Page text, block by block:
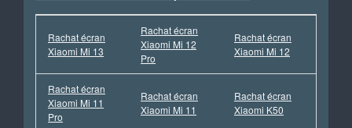
Rachat écran
Xiaomi Mi 13
Rachat écran
Xiaomi Mi 12
Pro
Rachat écran
Xiaomi Mi 12
Rachat écran
Xiaomi Mi 11
Pro
Rachat écran
Xiaomi Mi 11
Rachat écran
Xiaomi K50